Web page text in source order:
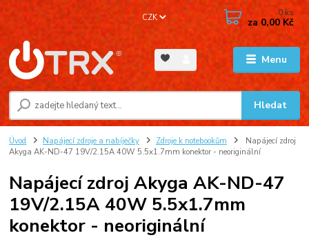
Menu
CZK
Hledat
0 ks
za 0,00 Kč
Úvod Napájecí zdroje a nabíječky Zdroje k notebookům
Napájecí zdroj
Akyga AK-ND-47 19V/2.15A 40W 5.5x1.7mm konektor - neoriginální
Napájecí zdroj Akyga AK-ND-47
19V/2.15A 40W 5.5x1.7mm
konektor - neoriginální